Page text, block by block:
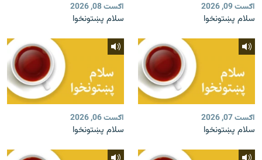
اګست 09, 2026
سلام پښتونخوا
اګست 08, 2026
سلام پښتونخوا
اګست 07, 2026
سلام پښتونخوا
اګست 06, 2026
سلام پښتونخوا